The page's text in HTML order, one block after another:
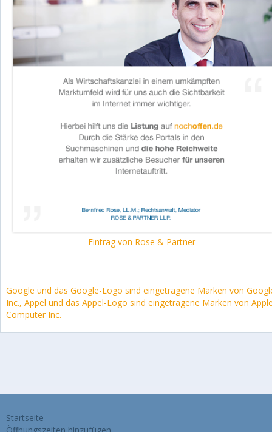
Eintrag von Rose & Partner
Google und das Google-Logo sind eingetragene Marken von
Inc., Appel und das Appel-Logo sind eingetragene Marken von
Computer Inc.
Startseite
Öffnungszeiten hinzufügen